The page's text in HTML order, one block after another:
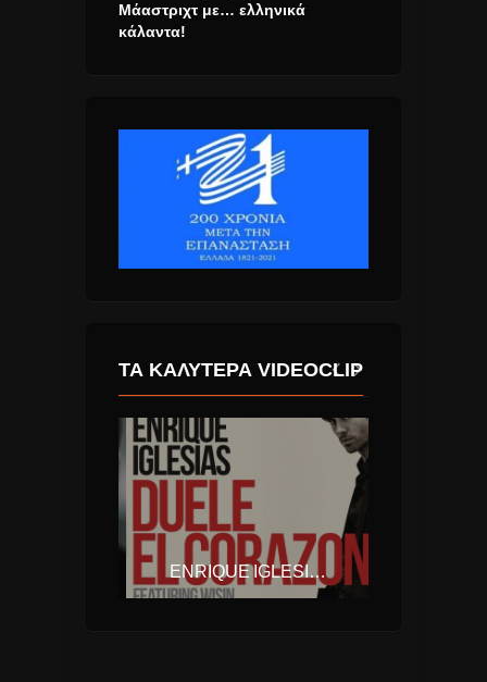
Μάαστριχτ με… ελληνικά
κάλαντα!
ΤΑ ΚΑΛΎΤΕΡΑ VIDEOCLIP
ENRIQUE IGLESIAS – DUELE EL CORAZON (FT. WISIN)